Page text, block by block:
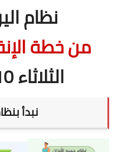
نظام
من خطة
الثلاثاء 10 مايو 2022
نبدأ